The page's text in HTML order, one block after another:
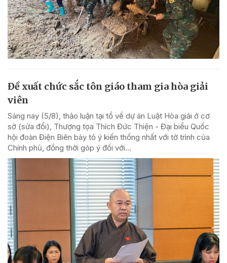
Đề xuất chức sắc tôn giáo tham gia hòa giải
viên
Sáng nay (5/8), thảo luận tại tổ về dự án Luật Hòa giải ở cơ
sở (sửa đổi), Thượng tọa Thích Đức Thiện - Đại biểu Quốc
hội đoàn Điện Biên bày tỏ ý kiến thống nhất với tờ trình của
Chính phủ, đồng thời góp ý đối với...